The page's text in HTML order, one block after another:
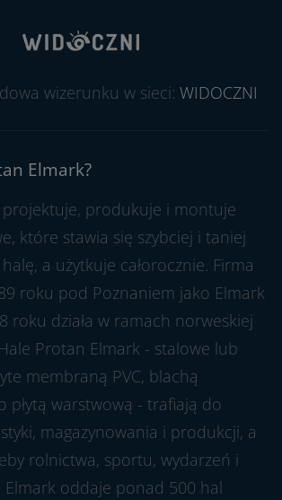
wizerunku w sieci: WIDOCZNI
Elmark?
produkuje i montuje
które stawia się szybciej i taniej
a użytkuje całorocznie. Firma
roku pod Poznaniem jako Elmark
roku działa w ramach norweskiej
Protan Elmark - stalowe lub
membraną PVC, blachą
płytą warstwową - trafiają do
magazynowania i produkcji, a
rolnictwa, sportu, wydarzeń i
Elmark oddaje ponad 500 hal